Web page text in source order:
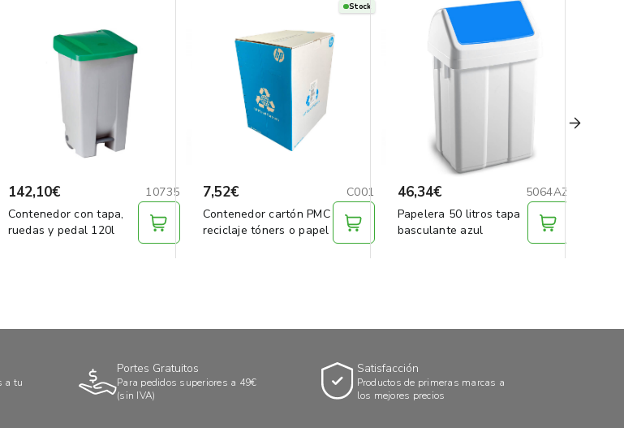
142,10€
10735
Contenedor con tapa,
ruedas y pedal 120l
Stock
7,52€
C001
Contenedor cartón PMC
reciclaje tóners o papel
46,34€
5064AZ
Papelera 50 litros tapa
basculante azul
a tu
Portes Gratuitos
Para pedidos superiores a 49€
(sin IVA)
Satisfacción
Productos de primeras marcas a
los mejores precios